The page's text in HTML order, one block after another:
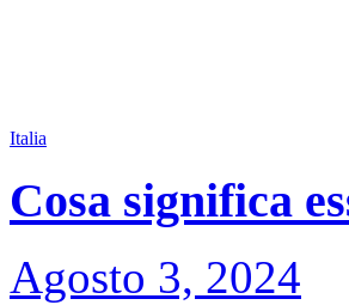
Italia
Cosa significa
Agosto 3, 2024